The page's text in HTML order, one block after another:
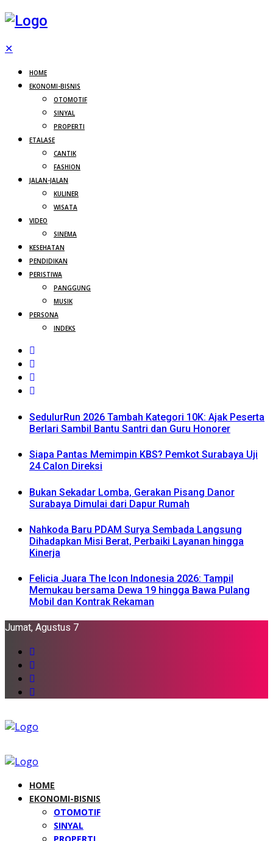
✕
HOME
EKONOMI-BISNIS
OTOMOTIF
SINYAL
PROPERTI
ETALASE
CANTIK
FASHION
JALAN-JALAN
KULINER
WISATA
VIDEO
SINEMA
KESEHATAN
PENDIDIKAN
PERISTIWA
PANGGUNG
MUSIK
PERSONA
INDEKS
SedulurRun 2026 Tambah Kategori 10K: Ajak Peserta
Berlari Sambil Bantu Santri dan Guru Honorer
Siapa Pantas Memimpin KBS? Pemkot Surabaya Uji
24 Calon Direksi
Bukan Sekadar Lomba, Gerakan Pisang Danor
Surabaya Dimulai dari Dapur Rumah
Nahkoda Baru PDAM Surya Sembada Langsung
Dihadapkan Misi Berat, Perbaiki Layanan hingga
Kinerja
Felicia Juara The Icon Indonesia 2026: Tampil
Memukau bersama Dewa 19 hingga Bawa Pulang
Mobil dan Kontrak Rekaman
Jumat, Agustus 7
HOME
EKONOMI-BISNIS
OTOMOTIF
SINYAL